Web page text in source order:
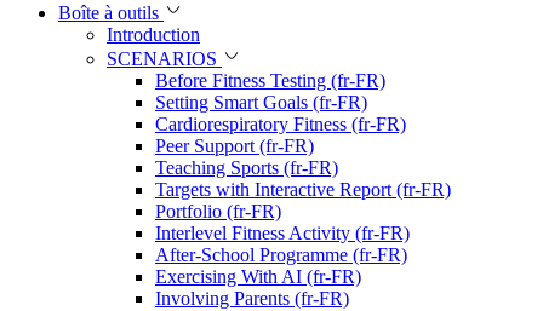
Boîte à outils
Introduction
SCENARIOS
Before Fitness Testing (fr-FR)
Setting Smart Goals (fr-FR)
Cardiorespiratory Fitness (fr-FR)
Peer Support (fr-FR)
Teaching Sports (fr-FR)
Targets with Interactive Report (fr-FR)
Portfolio (fr-FR)
Interlevel Fitness Activity (fr-FR)
After-School Programme (fr-FR)
Exercising With AI (fr-FR)
Involving Parents (fr-FR)